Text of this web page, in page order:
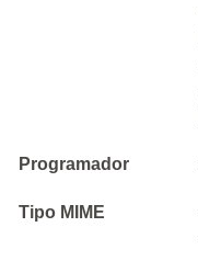
Programador
Tipo MIME